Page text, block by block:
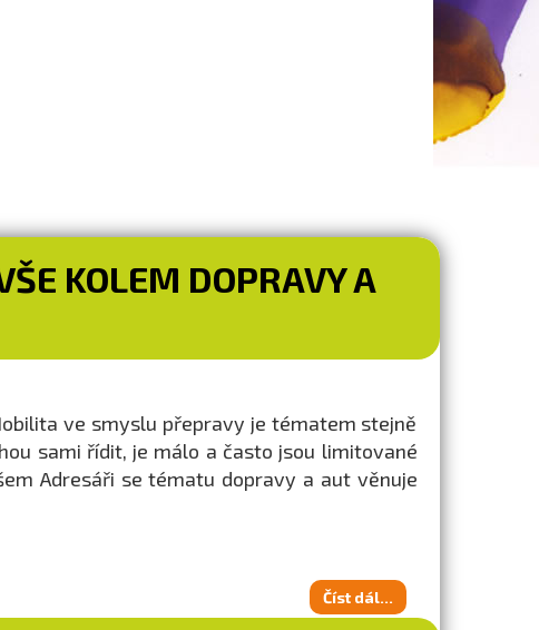
KOLEM DOPRAVY A
ve smyslu přepravy je tématem stejně
sami řídit, je málo a často jsou limitované
Adresáři se tématu dopravy a aut věnuje
Číst dál...